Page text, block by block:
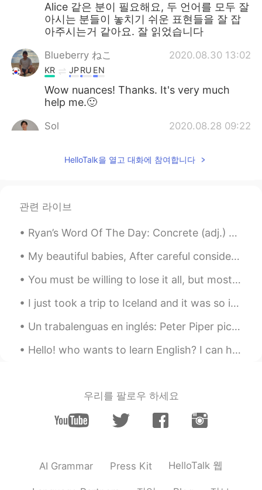
Alice 같은 분이 필요해요, 두 언어를 모두 잘
아시는 분들이 놓치기 쉬운 표현들을 잘 잡
아주시는거 같아요. 잘 읽었습니다
Blueberry ねこ 2020.08.30 13:02
KR JPRU EN
Wow nuances! Thanks. It's very much
help me.🙂
Sol 2020.08.28 09:22
와이제 영어를 배우는 사람들에게는 정말 유
KR EN
미국인이라 그런건지, 개인적인 특성이신지
😌
Lane 2020.08.26 23:31
KR EN
EN KR
being really mean
HelloTalk을 열고 대화에 참여합니다
관련 라이브
Ryan’s Word Of The Day: Concrete (adj.) Meaning: Certain Example (1): “Hey! What are you doing ...
My beautiful babies, After careful consideration and a long discussion with my family I’ve decid...
You must be willing to lose it all, but most importantly, you must be willing to lose your ego be...
I just took a trip to Iceland and it was so incredibly beautiful!! One of my favorite trips I hav...
Un trabalenguas en inglés: Peter Piper picked a peck of pickled peppers. A peck of pickled peppe...
Hello! who wants to learn English? I can help and if you want to know a little about me I love ph...
우리를 팔로우 하세요
AI Grammar Press Kit HelloTalk 웹